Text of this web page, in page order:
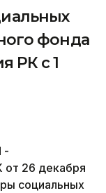
фонда
РК с 1
-
от 26 декабря
социальных